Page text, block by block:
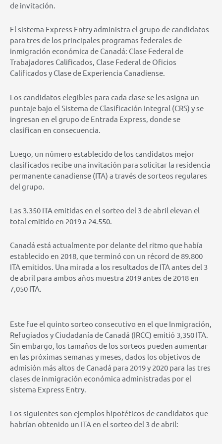
de invitación.
El sistema Express Entry administra el grupo de candidatos
para tres de los principales programas federales de
inmigración económica de Canadá: Clase Federal de
Trabajadores Calificados, Clase Federal de Oficios
Calificados y Clase de Experiencia Canadiense.
Los candidatos elegibles para cada clase se les asigna un
puntaje bajo el Sistema de Clasificación Integral (CRS) y se
ingresan en el grupo de Entrada Express, donde se
clasifican en consecuencia.
Luego, un número establecido de los candidatos mejor
clasificados recibe una invitación para solicitar la residencia
permanente canadiense (ITA) a través de sorteos regulares
del grupo.
Las 3.350 ITA emitidas en el sorteo del 3 de abril elevan el
total emitido en 2019 a 24.550.
Canadá está actualmente por delante del ritmo que había
establecido en 2018, que terminó con un récord de 89.800
ITA emitidos. Una mirada a los resultados de ITA antes del 3
de abril para ambos años muestra 2019 antes de 2018 en
7,050 ITA.
Este fue el quinto sorteo consecutivo en el que Inmigración,
Refugiados y Ciudadanía de Canadá (IRCC) emitió 3,350 ITA.
Sin embargo, los tamaños de los sorteos pueden aumentar
en las próximas semanas y meses, dados los objetivos de
admisión más altos de Canadá para 2019 y 2020 para las tres
clases de inmigración económica administradas por el
sistema Express Entry.
Los siguientes son ejemplos hipotéticos de candidatos que
habrían obtenido un ITA en el sorteo del 3 de abril: